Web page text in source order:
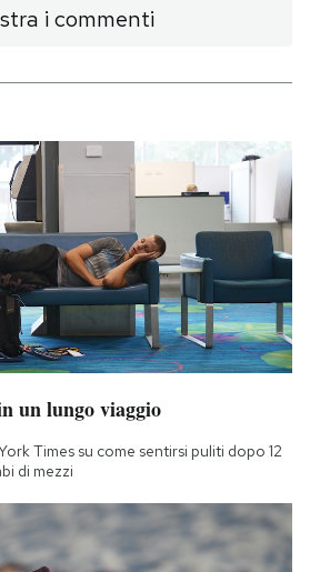
i commenti
un lungo viaggio
Times su come sentirsi puliti dopo 12
di mezzi